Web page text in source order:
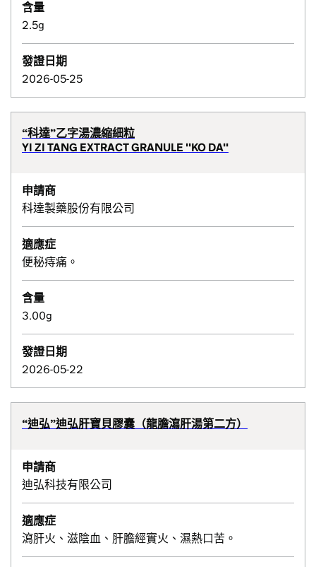
含量
2.5g
發證日期
2026-05-25
“科達”乙字湯濃縮細粒
YI ZI TANG EXTRACT GRANULE ''KO DA''
申請商
科達製藥股份有限公司
適應症
便秘痔痛。
含量
3.00g
發證日期
2026-05-22
“迪弘”迪弘肝寶貝膠囊（龍膽瀉肝湯第二方）
申請商
迪弘科技有限公司
適應症
瀉肝火、滋陰血、肝膽經實火、濕熱口苦。